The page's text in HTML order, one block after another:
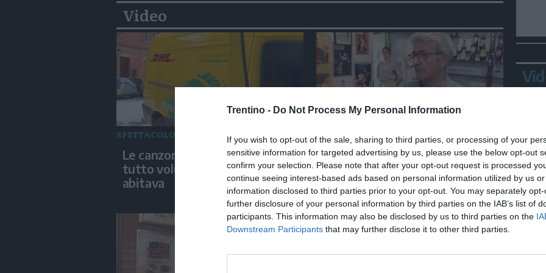
Trentino - Do Not Process My Personal Information
If you wish to opt-out of the sale, sharing to third parties, or processing of your
sensitive information for targeted advertising by us, please use the below opt-out
confirm your selection. Please note that after your opt-out request is processed
continue seeing interest-based ads based on personal information utilized by us
information disclosed to third parties prior to your opt-out. You may separately
further disclosure of your personal information by third parties on the IAB’s list of
participants. This information may also be disclosed by us to third parties on the
Downstream Participants that may further disclose it to other third parties.
Video
SPETTACOLO
Le canzoni di Guccini sparate a
tutto volume nella strada dove
abitava
SPETTACOLO
Nella trattoria dove Guccini
tirava tardi: “Qua viveva di
notte”